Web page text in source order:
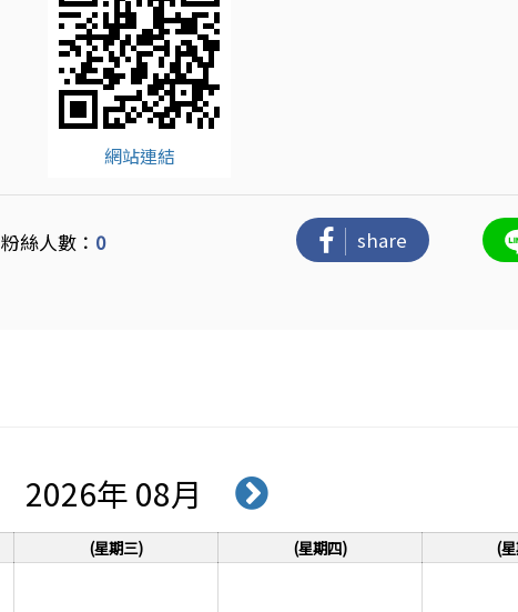
網站連結
粉絲人數： 0 share
2026年 08月
(星期三) (星期四) (